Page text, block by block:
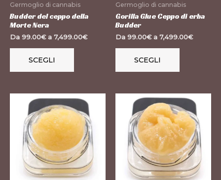
Germoglio di cannabis
Budder del ceppo della
Morte Nera
Da 99.00€a 7,499.00€
SCEGLI
essere
nella
Germoglio di cannabis
Gorilla Glue Ceppo di erba
Budder
Da 99.00€a 7,499.00€
SCEGLI
essere
nella
Questo
prodotto
ha
più
varianti.
Le
Questo
prodotto
ha
più
varianti.
Le